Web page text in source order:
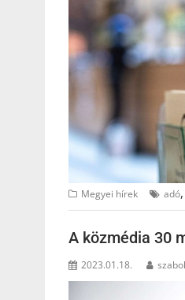
Megyei hírek adó,
A közmédia 30
2023.01.18.